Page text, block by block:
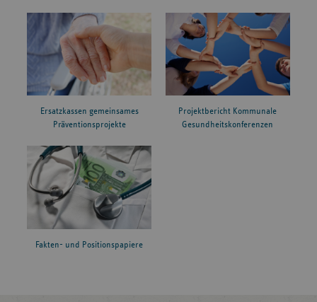
Ersatzkassen gemeinsames
Präventionsprojekte
Projektbericht Kommunale
Gesundheitskonferenzen
Fakten- und Positionspapiere